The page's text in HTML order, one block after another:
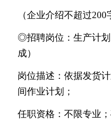
（企业介绍不超过200
◎招聘岗位：生产计
成）
岗位描述：依据发货计
间作业计划；
任职资格：不限专业；